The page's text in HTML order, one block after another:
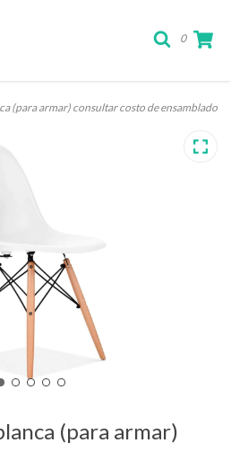
0
(para armar) consultar costo de ensamblado
(para armar)